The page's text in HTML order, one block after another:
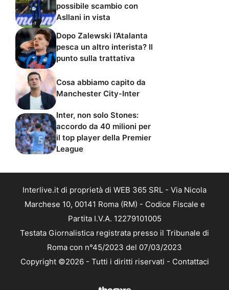
possibile scambio con
Asllani in vista
Dopo Zalewski l’Atalanta
pesca un altro interista? Il
punto sulla trattativa
Cosa abbiamo capito da
Manchester City-Inter
Inter, non solo Stones:
accordo da 40 milioni per
il top player della Premier
League
Interlive.it di proprietà di WEB 365 SRL - Via Nicola
Marchese 10, 00141 Roma (RM) - Codice Fiscale e
Partita I.V.A. 12279101005
Testata Giornalistica registrata presso il Tribunale di
Roma con n°45/2023 del 07/03/2023
Copyright ©2026 - Tutti i diritti riservati - Contattaci